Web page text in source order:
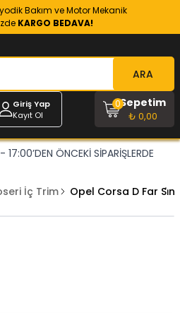
Bakım ve Motor Mekanik
KARGO BEDAVA!
ARA
Giriş Yap
Kayıt Ol
Sepetim
₺ 0,00
0
- 17:00’DEN ÖNCEKİ SİPARİŞLERDE
İç Trim Opel Corsa D Far